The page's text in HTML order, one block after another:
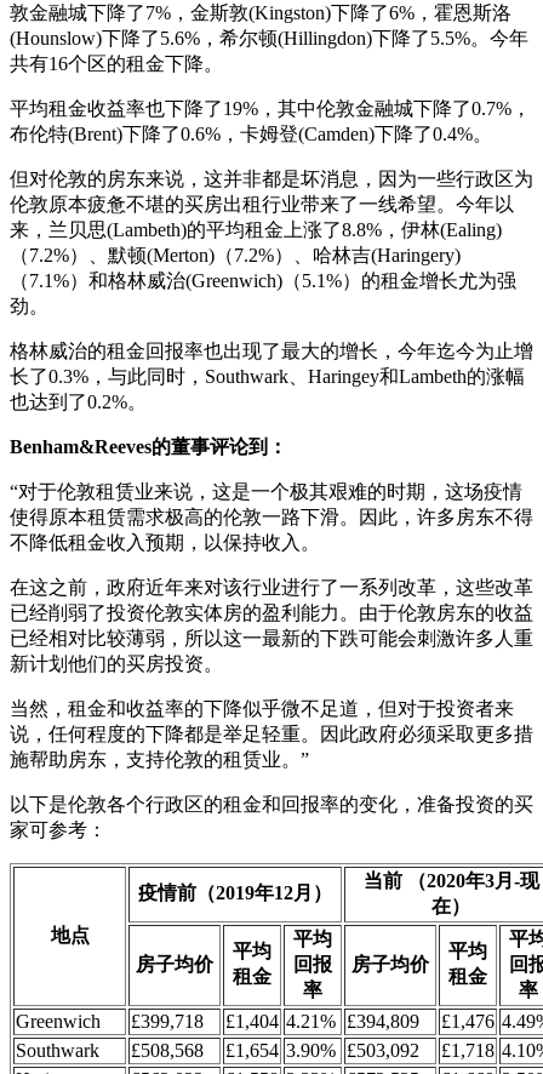
敦金融城下降了7%，金斯敦(Kingston)下降了6%，霍恩斯洛
(Hounslow)下降了5.6%，希尔顿(Hillingdon)下降了5.5%。今年
共有16个区的租金下降。
平均租金收益率也下降了19%，其中伦敦金融城下降了0.7%，
布伦特(Brent)下降了0.6%，卡姆登(Camden)下降了0.4%。
但对伦敦的房东来说，这并非都是坏消息，因为一些行政区为
伦敦原本疲惫不堪的买房出租行业带来了一线希望。今年以
来，兰贝思(Lambeth)的平均租金上涨了8.8%，伊林(Ealing)
（7.2%）、默顿(Merton)（7.2%）、哈林吉(Haringery)
（7.1%）和格林威治(Greenwich)（5.1%）的租金增长尤为强
劲。
格林威治的租金回报率也出现了最大的增长，今年迄今为止增
长了0.3%，与此同时，Southwark、Haringey和Lambeth的涨幅
也达到了0.2%。
Benham&Reeves的董事评论到：
“对于伦敦租赁业来说，这是一个极其艰难的时期，这场疫情
使得原本租赁需求极高的伦敦一路下滑。因此，许多房东不得
不降低租金收入预期，以保持收入。
在这之前，政府近年来对该行业进行了一系列改革，这些改革
已经削弱了投资伦敦实体房的盈利能力。由于伦敦房东的收益
已经相对比较薄弱，所以这一最新的下跌可能会刺激许多人重
新计划他们的买房投资。
当然，租金和收益率的下降似乎微不足道，但对于投资者来
说，任何程度的下降都是举足轻重。因此政府必须采取更多措
施帮助房东，支持伦敦的租赁业。”
以下是伦敦各个行政区的租金和回报率的变化，准备投资的买
家可参考：
地点
疫情前（2019年12月）
当前 （2020年3月-现
在）
房子均价
平均
租金
平均
回报
率
房子均价
平均
租金
平
回
率
Greenwich
£399,718 £1,404 4.21% £394,809 £1,476
Southwark
£508,568 £1,654 3.90% £503,092 £1,718